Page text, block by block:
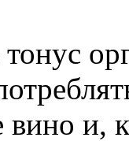
вино и,